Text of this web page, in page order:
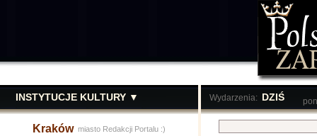
INSTYTUCJE KULTURY ▼
Kraków miasto Redakcji Portalu :)
Wydarzenia: DZIŚ